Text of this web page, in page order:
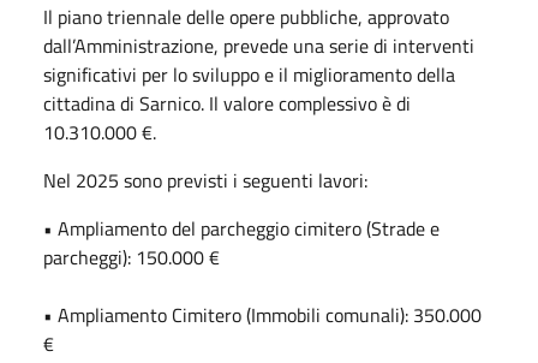
Il piano triennale delle opere pubbliche, approvato
dall’Amministrazione, prevede una serie di interventi
significativi per lo sviluppo e il miglioramento della
cittadina di Sarnico. Il valore complessivo è di
10.310.000 €.
Nel 2025 sono previsti i seguenti lavori:
• Ampliamento del parcheggio cimitero (Strade e
parcheggi): 150.000 €
• Ampliamento Cimitero (Immobili comunali): 350.000
€